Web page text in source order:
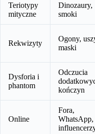
Teriotypy
mityczne
Dinozaury,
smoki
Rekwizyty
Ogony,
maski
Dysforia i
phantom
Odczucia
kończyn
Online
Fora,
WhatsApp,